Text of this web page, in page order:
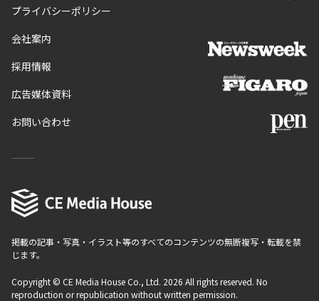
プライバシーポリシー
会社案内
採用情報
広告媒体資料
お問い合わせ
掲載の記事・写真・イラスト等のすべてのコンテンツの無断複写・転載を禁
じます。
Copyright © CE Media House Co., Ltd. 2026 All rights reserved. No
reproduction or republication without written permission.